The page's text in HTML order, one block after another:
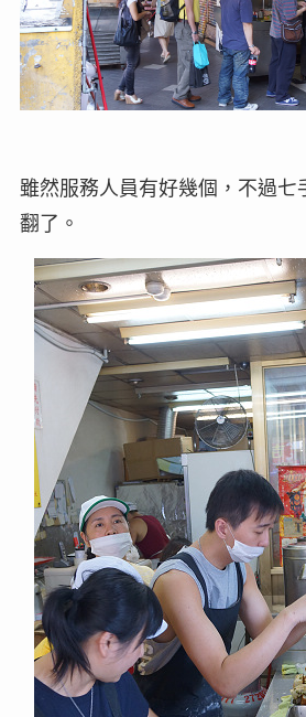
雖然服務人員有好幾個，不過七
翻了。